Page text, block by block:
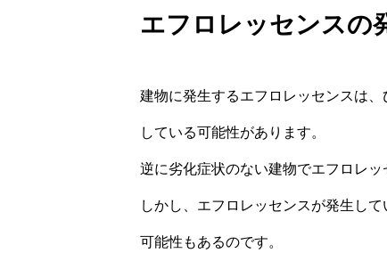
エフロレッセンスの
建物に発生するエフロレッセンスは
している可能性があります。
逆に劣化症状のない建物でエフロレ
しかし、エフロレッセンスが発生し
可能性もあるのです。